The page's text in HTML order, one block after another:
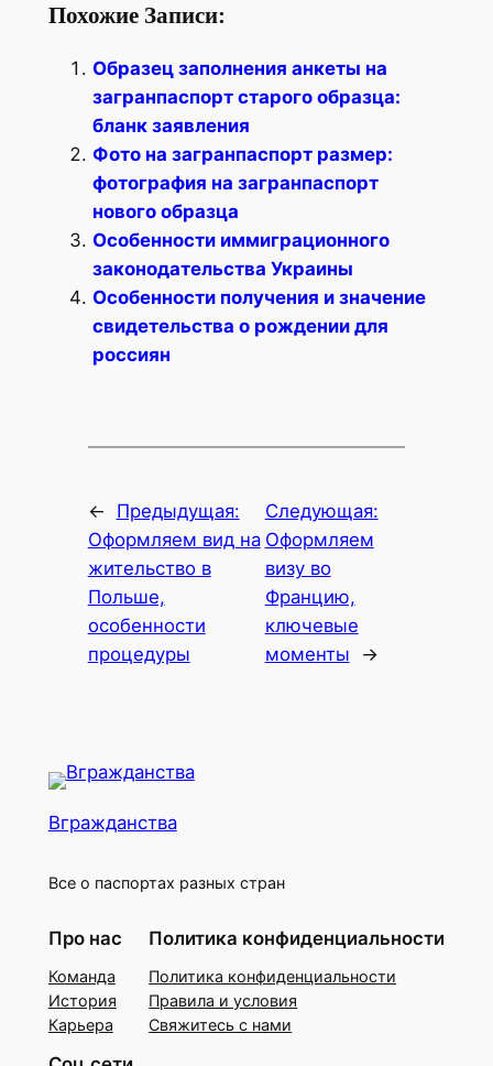
Похожие Записи:
Образец заполнения анкеты на
загранпаспорт старого образца:
бланк заявления
Фото на загранпаспорт размер:
фотография на загранпаспорт
нового образца
Особенности иммиграционного
законодательства Украины
Особенности получения и значение
свидетельства о рождении для
россиян
←
Предыдущая:
Оформляем вид на
жительство в
Польше,
особенности
процедуры
Следующая:
Оформляем
визу во
Францию,
ключевые
моменты
→
Вгражданства
Все о паспортах разных стран
Про нас
Команда
История
Карьера
Политика конфиденциальности
Политика конфиденциальности
Правила и условия
Свяжитесь с нами